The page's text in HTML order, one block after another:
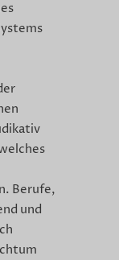
Berufe,
und